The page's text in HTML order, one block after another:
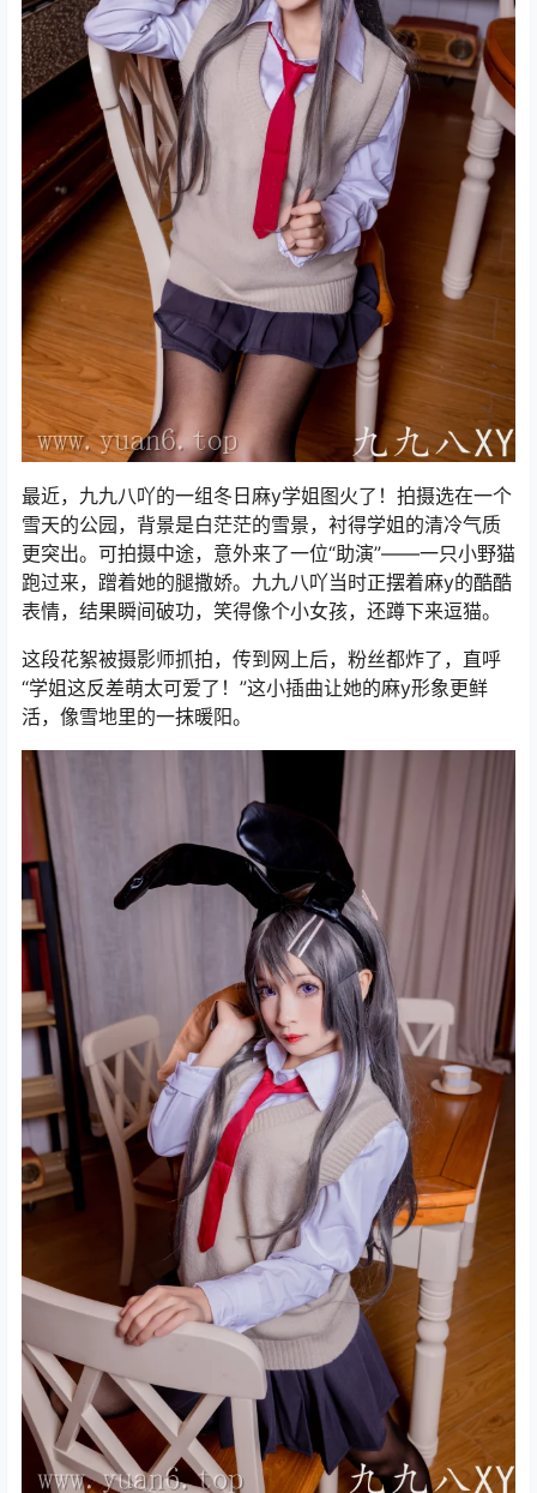
最近，九九八吖的一组冬日麻y学姐图火了！拍摄选在一个
雪天的公园，背景是白茫茫的雪景，衬得学姐的清冷气质
更突出。可拍摄中途，意外来了一位“助演”——一只小野猫
跑过来，蹭着她的腿撒娇。九九八吖当时正摆着麻y的酷酷
表情，结果瞬间破功，笑得像个小女孩，还蹲下来逗猫。
这段花絮被摄影师抓拍，传到网上后，粉丝都炸了，直呼
“学姐这反差萌太可爱了！”这小插曲让她的麻y形象更鲜
活，像雪地里的一抹暖阳。